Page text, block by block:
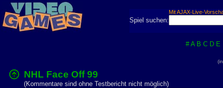
Mit AJAX-Live-
Spiel suchen:
# A B C D E
NHL Face Off 99
(Kommentare sind ohne Testbericht nicht möglich)